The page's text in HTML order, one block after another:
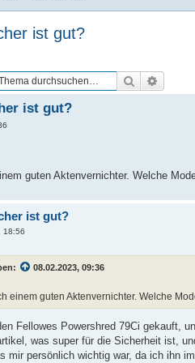
ist gut?
Suche
ist gut?
guten Aktenvernichter. Welche
ist gut?
18:56
08.02.2023, 09:36
einem guten Aktenvernichter. Welche
Fellowes Powershred 79Ci gekauft,
was super für die Sicherheit ist,
mir persönlich wichtig war, da ich ihn